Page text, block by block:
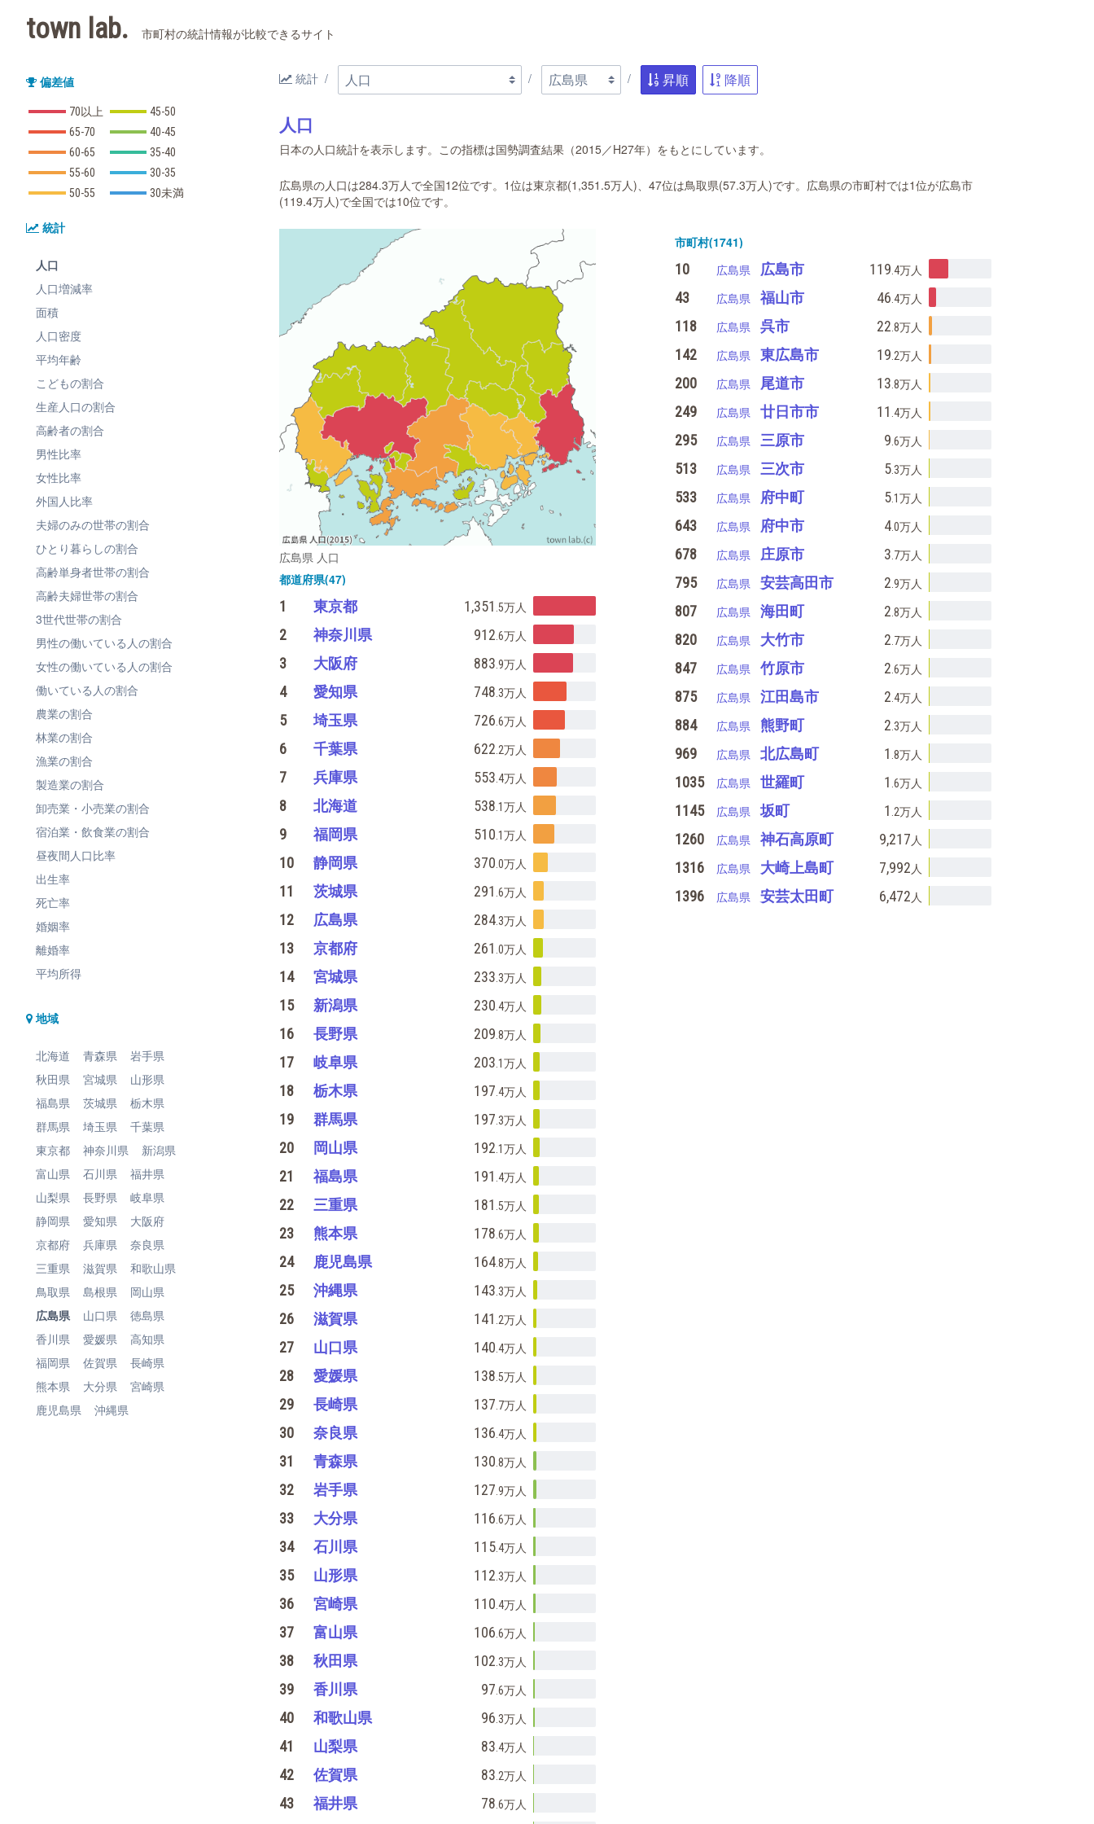
town lab. 市町村の統計情報が比較できるサイト
偏差値
70以上
45-50
65-70
40-45
60-65
35-40
55-60
30-35
50-55
30未満
統計
人口
人口増減率
面積
人口密度
平均年齢
こどもの割合
生産人口の割合
高齢者の割合
男性比率
女性比率
外国人比率
夫婦のみの世帯の割合
ひとり暮らしの割合
高齢単身者世帯の割合
高齢夫婦世帯の割合
3世代世帯の割合
男性の働いている人の割合
女性の働いている人の割合
働いている人の割合
農業の割合
林業の割合
漁業の割合
製造業の割合
卸売業・小売業の割合
宿泊業・飲食業の割合
昼夜間人口比率
出生率
死亡率
婚姻率
離婚率
平均所得
地域
北海道 青森県
岩手県
秋田県
宮城県
山形県
福島県
茨城県
栃木県
群馬県
埼玉県
千葉県
東京都
神奈川県
新潟県
富山県
石川県
福井県
山梨県
長野県
岐阜県
静岡県
愛知県
大阪府
京都府
兵庫県
奈良県
三重県
滋賀県
和歌山県
鳥取県
島根県
岡山県
広島県
山口県
徳島県
香川県
愛媛県
高知県
福岡県
佐賀県
長崎県
熊本県
大分県
宮崎県
鹿児島県
沖縄県
統計 昇順 降順
人口
日本の人口統計を表示します。この指標は国勢調査結果（2015／H27年）をもとにしています。
広島県の人口は284.3万人で全国12位です。1位は東京都(1,351.5万人)、47位は鳥取県(57.3万人)です。広島県の市町村では1位が広島市
(119.4万人)で全国では10位です。
広島県 人口
都道府県(47)
1 東京都 1,351 .5万人
2 神奈川県 912 .6万人
3 大阪府 883 .9万人
4 愛知県 748 .3万人
5 埼玉県 726 .6万人
6 千葉県 622 .2万人
7 兵庫県 553 .4万人
8 北海道 538 .1万人
9 福岡県 510 .1万人
10 静岡県 370 .0万人
11 茨城県 291 .6万人
12 広島県 284.3万人
13 京都府 261 .0万人
14 宮城県 233 .3万人
15 新潟県 230 .4万人
16 長野県 209 .8万人
17 岐阜県 203 .1万人
18 栃木県 197 .4万人
19 群馬県 197 .3万人
20 岡山県 192 .1万人
21 福島県 191 .4万人
22 三重県 181 .5万人
23 熊本県 178 .6万人
24 鹿児島県 164.8万人
25 沖縄県 143 .3万人
26 滋賀県 141 .2万人
27 山口県 140 .4万人
28 愛媛県 138 .5万人
29 長崎県 137 .7万人
30 奈良県 136 .4万人
31 青森県 130 .8万人
32 岩手県 127 .9万人
33 大分県 116 .6万人
34 石川県 115.4万人
35 山形県 112 .3万人
36 宮崎県 110 .4万人
37 富山県 106 .6万人
38 秋田県 102 .3万人
39 香川県 97 .6万人
40 和歌山県 96 .3万人
41 山梨県 83 .4万人
42 佐賀県 83 .2万人
43 福井県 78 .6万人
市町村(1741)
10 広島県 広島市 119 .4万人
43 広島県 福山市 46 .4万人
118 広島県 呉市 22 .8万人
142 広島県 東広島市 19 .2万人
200 広島県 尾道市 13 .8万人
249 広島県 廿日市市 11 .4万人
295 広島県 三原市 9 .6万人
513 広島県 三次市 5.3万人
533 広島県 府中町 5.1万人
643 広島県 府中市 4.0万人
678 広島県 庄原市 3 .7万人
795 広島県 安芸高田市 2 .9万人
807 広島県 海田町 2 .8万人
820 広島県 大竹市 2 .7万人
847 広島県 竹原市 2 .6万人
875 広島県 江田島市 2 .4万人
884 広島県 熊野町 2 .3万人
969 広島県 北広島町 1 .8万人
1035 広島県 世羅町 1 .6万人
1145 広島県 坂町 1 .2万人
1260 広島県 神石高原町 9,217 人
1316 広島県 大崎上島町 7,992 人
1396 広島県 安芸太田町 6,472 人